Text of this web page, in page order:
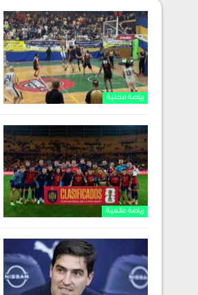
رياضة محلية
رياضة عالمية